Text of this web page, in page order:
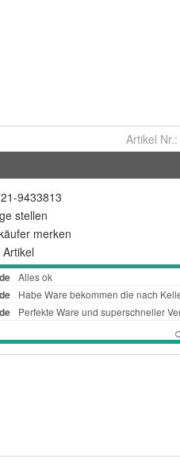
Artikel Nr.:
9433813
stellen
merken
Artikel